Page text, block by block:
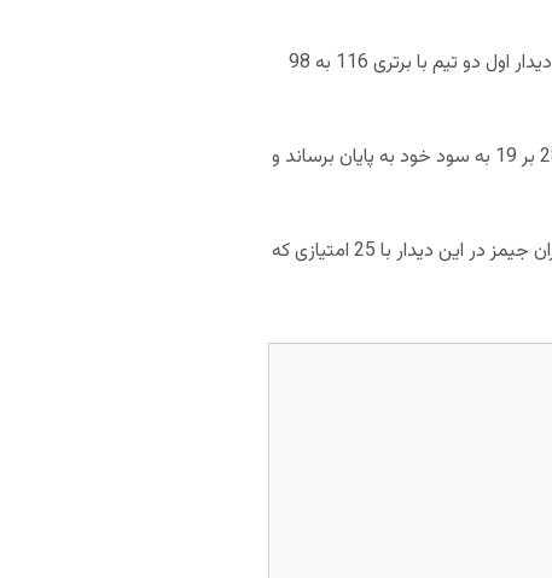
دو تیم میامی هیت و لس آنجلس لیکرز در دومین بازی خود در فینال بسکتبال NBA به مصاف هم خواهند رفت. دیدار اول دو تیم با برتری 116 به 98
در نخستین بازی از فینال بسکتبال NBA، لس آنجلس لیکرز موفق شد سه کوارتر را با نتایج 31 بر 28، 34 بر 20 و 28 بر 19 به سود خود به پایان برساند و
برای مشخص شدن قهرمان بسکتبال NBA هر تیمی که 4 پیروزی در فینال به دست بیاورد، قهرمان خواهد شد. لبران جیمز در این دیدار با 25 امتیازی که